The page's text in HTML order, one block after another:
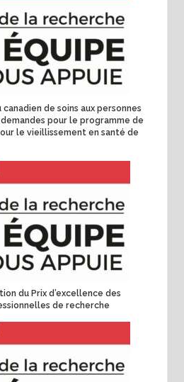
canadien de soins aux personnes
pour le programme de
le vieillissement en santé de
du Prix d’excellence des
de recherche